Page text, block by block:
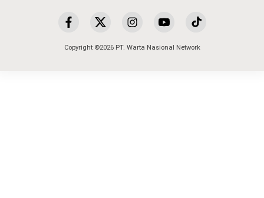
Copyright ©2026 PT. Warta Nasional Network